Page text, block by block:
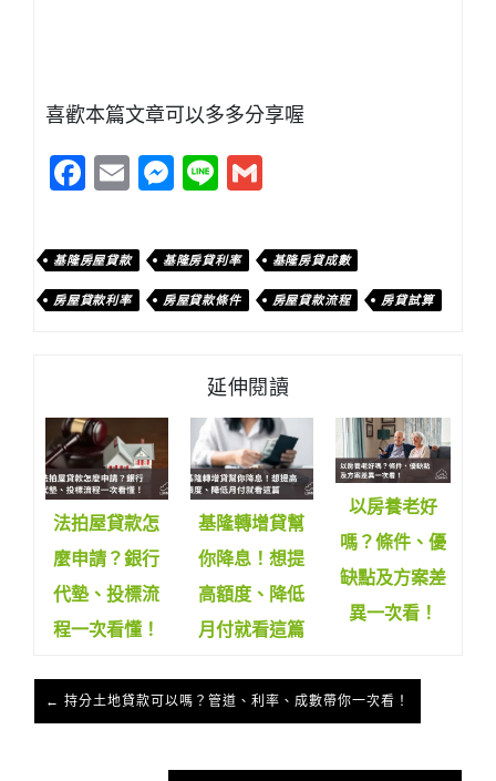
喜歡本篇文章可以多多分享喔
Facebook
EmailMessenger
Line
基隆房屋貸款 基隆房貸利率 基隆房貸成數
房屋貸款利率 房屋貸款條件 房屋貸款流程 房貸試算
延伸閱讀
法拍屋貸款怎
麼申請？銀行
代墊、投標流
程一次看懂！
基隆轉增貸幫
你降息！想提
高額度、降低
月付就看這篇
以房養老好
嗎？條件、優
缺點及方案差
異一次看！
← 持分土地貸款可以嗎？管道、利率、成數帶你一次看！